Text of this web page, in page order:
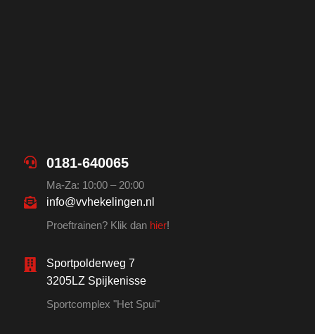
0181-640065
Ma-Za: 10:00 – 20:00
info@vvhekelingen.nl
Proeftrainen? Klik dan hier!
Sportpolderweg 7
3205LZ Spijkenisse
Sportcomplex "Het Spui"